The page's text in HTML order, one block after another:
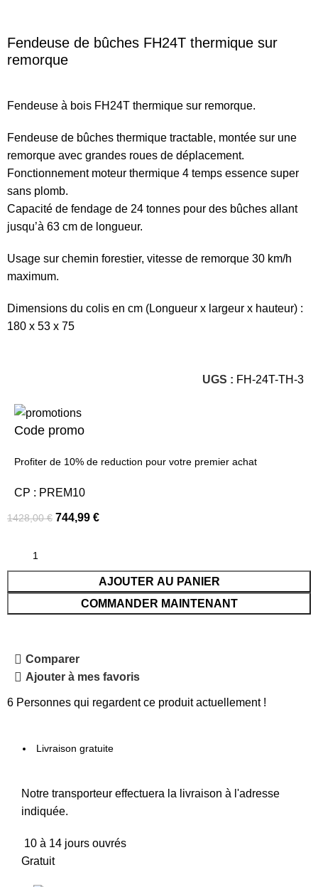
Fendeuse de bûches FH24T thermique sur
remorque
Fendeuse à bois FH24T thermique sur remorque.
Fendeuse de bûches thermique tractable, montée sur une
remorque avec grandes roues de déplacement.
Fonctionnement moteur thermique 4 temps essence super
sans plomb.
Capacité de fendage de 24 tonnes pour des bûches allant
jusqu’à 63 cm de longueur.
Usage sur chemin forestier, vitesse de remorque 30 km/h
maximum.
Dimensions du colis en cm (Longueur x largeur x hauteur) :
180 x 53 x 75
UGS : FH-24T-TH-3
Code promo
Profiter de 10% de reduction pour votre premier achat
CP : PREM10
1428,00€ 744,99€
AJOUTER AU PANIER
COMMANDER MAINTENANT
Comparer
Ajouter à mes favoris
6 Personnes qui regardent ce produit actuellement !
Livraison gratuite
Notre transporteur effectuera la livraison à l'adresse
indiquée.
10 à 14 jours ouvrés
Gratuit